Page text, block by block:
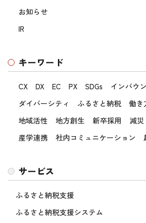
お知らせ
IR
キーワード
CX DX EC PX SDGs
インバウ
ダイバーシティ
ふるさと納税
働き
地域活性
地方創生 新卒採用 減災
産学連携
社内コミュニケーション
サービス
ふるさと納税支援
ふるさと納税支援システム